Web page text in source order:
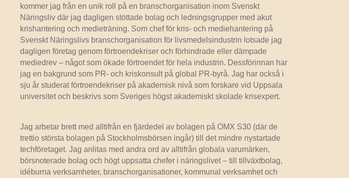
kommer jag från en unik roll på en branschorganisation inom Svenskt
Näringsliv där jag dagligen stöttade bolag och ledningsgrupper med akut
krishantering och medieträning. Som chef för kris- och mediehantering på
Svenskt Näringslivs branschorganisation för livsmedelsindustrin lotsade jag
dagligen företag genom förtroendekriser och förhindrade eller dämpade
mediedrev – något som ökade förtroendet för hela industrin. Dessförinnan har
jag en bakgrund som PR- och kriskonsult på global PR-byrå. Jag har också i
sju år studerat förtroendekriser på akademisk nivå som forskare vid Uppsala
universitet och beskrivs som Sveriges högst akademiskt skolade krisexpert.
Jag arbetar brett med alltifrån en fjärdedel av bolagen på OMX S30 (där de
trettio största bolagen på Stockholmsbörsen ingår) till det mindre nystartade
techföretaget. Jag anlitas med andra ord av alltifrån globala varumärken,
börsnoterade bolag och högt uppsatta chefer i näringslivet – till tillväxtbolag,
idéburna verksamheter, branschorganisationer, kommunal verksamhet och